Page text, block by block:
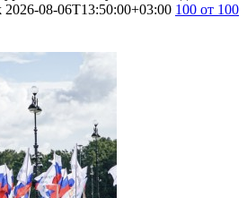
2026-08-06T13:50:00+03:00 100 от 100